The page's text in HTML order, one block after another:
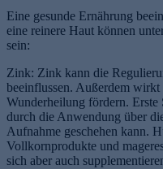
Eine gesunde Ernährung
eine reinere Haut können
sein:
Zink: Zink kann die
beeinflussen. Außerdem
Wunderheilung fördern. Erste
durch die Anwendung über
Aufnahme geschehen kann.
Vollkornprodukte und
sich aber auch